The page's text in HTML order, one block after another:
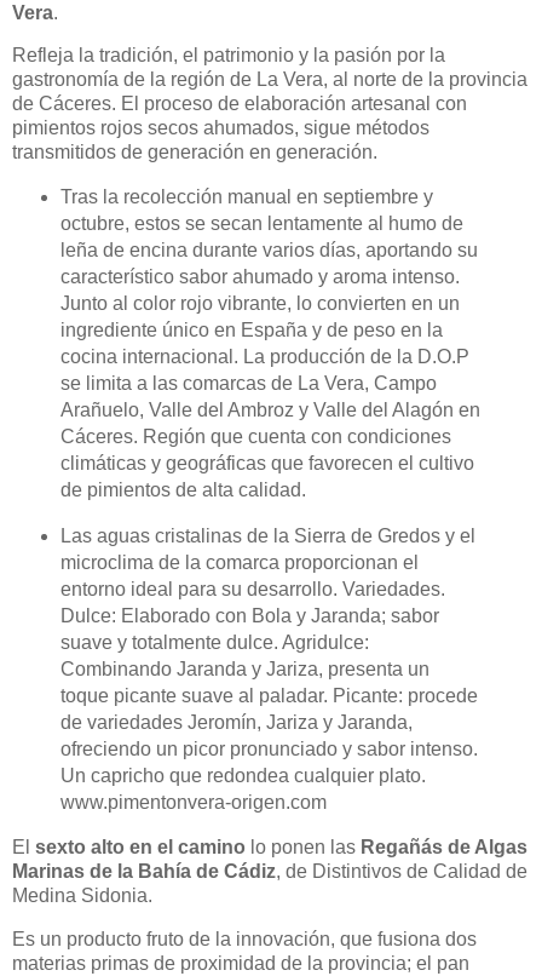
Vera.
Refleja la tradición, el patrimonio y la pasión por la
gastronomía de la región de La Vera, al norte de la provincia
de Cáceres. El proceso de elaboración artesanal con
pimientos rojos secos ahumados, sigue métodos
transmitidos de generación en generación.
Tras la recolección manual en septiembre y
octubre, estos se secan lentamente al humo de
leña de encina durante varios días, aportando su
característico sabor ahumado y aroma intenso.
Junto al color rojo vibrante, lo convierten en un
ingrediente único en España y de peso en la
cocina internacional. La producción de la D.O.P
se limita a las comarcas de La Vera, Campo
Arañuelo, Valle del Ambroz y Valle del Alagón en
Cáceres. Región que cuenta con condiciones
climáticas y geográficas que favorecen el cultivo
de pimientos de alta calidad.
Las aguas cristalinas de la Sierra de Gredos y el
microclima de la comarca proporcionan el
entorno ideal para su desarrollo. Variedades.
Dulce: Elaborado con Bola y Jaranda; sabor
suave y totalmente dulce. Agridulce:
Combinando Jaranda y Jariza, presenta un
toque picante suave al paladar. Picante: procede
de variedades Jeromín, Jariza y Jaranda,
ofreciendo un picor pronunciado y sabor intenso.
Un capricho que redondea cualquier plato.
www.pimentonvera-origen.com
El sexto alto en el camino lo ponen las Regañás de Algas
Marinas de la Bahía de Cádiz, de Distintivos de Calidad de
Medina Sidonia.
Es un producto fruto de la innovación, que fusiona dos
materias primas de proximidad de la provincia; el pan